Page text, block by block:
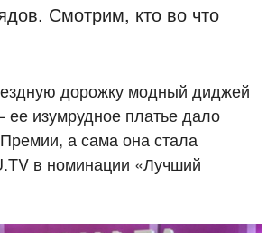
Смотрим, кто во что
дорожку модный диджей
ее изумрудное платье дало
а сама она стала
в номинации «Лучший